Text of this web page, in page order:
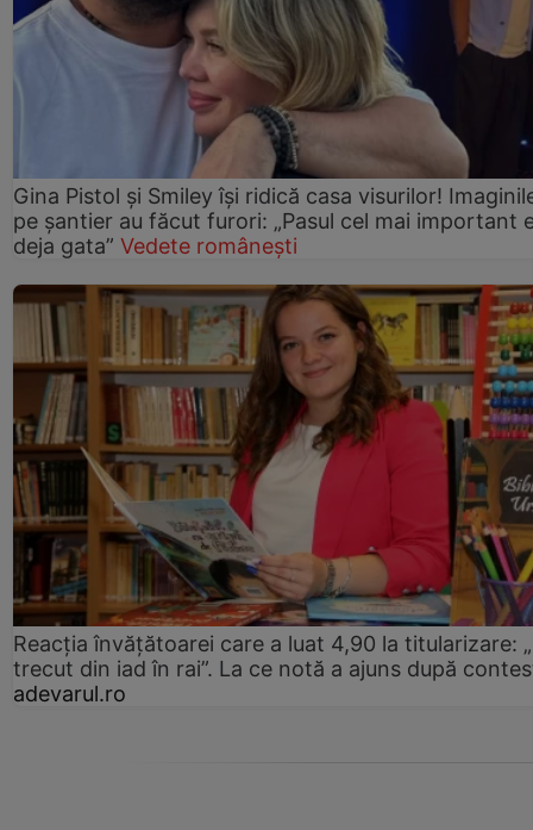
Gina Pistol și Smiley își ridică casa visurilor!
pe șantier au făcut furori: „Pasul cel mai important
deja gata” Vedete românești
Reacția învățătoarei care a luat 4,90 la titularizare:
trecut din iad în rai”. La ce notă a ajuns după
adevarul.ro